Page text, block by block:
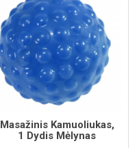
Masažinis Kamuoliukas,
1 Dydis Mėlynas